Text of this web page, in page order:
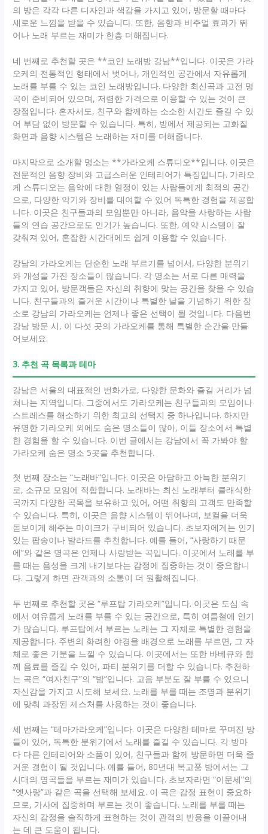
의 방은 각각 다른 디자인과 색감을 가지고 있어, 방문할 때마다
새로운 느낌을 받을 수 있습니다. 또한, 음향과 비주얼 효과가 뛰
어나 노래 부르는 재미가 한층 더해집니다.
네 번째로 추천할 곳은 **코인 노래방 강남**입니다. 이곳은 가라
오케의 전통적인 형태에서 벗어나, 개인적인 공간에서 자유롭게
노래를 부를 수 있는 코인 노래방입니다. 다양한 최신곡과 고전 명
곡이 준비되어 있으며, 저렴한 가격으로 이용할 수 있는 것이 큰
장점입니다. 혼자서도, 친구와 함께하는 소소한 시간도 즐길 수 있
어 부담 없이 방문할 수 있습니다. 특히, 방에서 제공되는 고화질
화면과 음향 시스템은 노래하는 재미를 더해줍니다.
마지막으로 소개할 명소는 **가라오케 스튜디오**입니다. 이곳은
전문적인 음향 장비와 고급스러운 인테리어가 특징입니다. 가라오
케 스튜디오는 음악에 대한 열정이 있는 사람들에게 최적의 공간
으로, 다양한 악기와 장비를 대여할 수 있어 독특한 경험을 제공합
니다. 이곳은 친구들과의 모임뿐만 아니라, 음악을 사랑하는 사람
들의 연습 공간으로도 인기가 높습니다. 또한, 예약 시스템이 잘
갖춰져 있어, 혼잡한 시간대에도 쉽게 이용할 수 있습니다.
강남의 가라오케는 단순한 노래 부르기를 넘어서, 다양한 분위기
와 개성을 가진 장소들이 많습니다. 각 명소는 서로 다른 매력을
가지고 있어, 방문객들은 자신의 취향에 맞는 공간을 찾을 수 있습
니다. 친구들과의 즐거운 시간이나 특별한 날을 기념하기 위한 장
소로 강남의 가라오케는 언제나 좋은 선택이 될 것입니다. 다음번
강남 방문 시, 이 다섯 곳의 가라오케를 통해 특별한 순간을 만들
어보세요.
3. 추천 곡 목록과 테마
강남은 서울의 대표적인 번화가로, 다양한 문화와 즐길 거리가 넘
쳐나는 지역입니다. 그중에서도 가라오케는 친구들과의 모임이나
스트레스를 해소하기 위한 최고의 선택지 중 하나입니다. 하지만
유명한 가라오케 외에도 숨은 명소들이 많아, 이들 장소에서 특별
한 경험을 할 수 있습니다. 이번 글에서는 강남에서 꼭 가봐야 할
가라오케 숨은 명소 5곳을 추천합니다.
첫 번째 장소는 “노래바”입니다. 이곳은 아담하고 아늑한 분위기
로, 소규모 모임에 적합합니다. 노래바는 최신 노래부터 클래식한
곡까지 다양한 곡목을 보유하고 있어, 어떤 취향의 고객도 만족할
수 있습니다. 특히, 이곳은 음향 시스템이 뛰어나며, 보컬을 더욱
돋보이게 해주는 마이크가 구비되어 있습니다. 초보자에게는 인기
있는 팝송이나 발라드를 추천합니다. 예를 들어, “사랑하기 때문
에”와 같은 명곡은 언제나 사랑받는 곡입니다. 이곳에서 노래를 부
를 때는 음성을 크게 내기보다는 감정에 집중하는 것이 중요합니
다. 그렇게 하면 관객과의 소통이 더 원활해집니다.
두 번째로 추천할 곳은 “루프탑 가라오케”입니다. 이곳은 도심 속
에서 여유롭게 노래를 부를 수 있는 공간으로, 특히 여름철에 인기
가 많습니다. 루프탑에서 부르는 노래는 그 자체로 특별한 경험을
제공합니다. 주변의 화려한 야경을 배경으로 노래를 부르면, 그 자
체로 좋은 기분을 느낄 수 있습니다. 이곳에서는 또한 바베큐와 함
께 음료를 즐길 수 있어, 파티 분위기를 더할 수 있습니다. 추천하
는 곡은 “여자친구”의 “밤”입니다. 고음 부분도 잘 부를 수 있으니
자신감을 가지고 시도해 보세요. 노래를 부를 때는 조명과 분위기
에 맞춰 과장된 제스처를 사용하는 것이 좋습니다.
세 번째는 “테마가라오케”입니다. 이곳은 다양한 테마로 꾸며진 방
들이 있어, 독특한 분위기에서 노래를 즐길 수 있습니다. 각 방마
다 다른 인테리어와 소품이 있어, 친구들과 함께 방문하면 더욱 즐
거운 경험이 될 것입니다. 예를 들어, 80년대 복고풍 방에서는 그
시대의 명곡들을 부르는 재미가 있습니다. 초보자라면 “이문세”의
“옛사랑”과 같은 곡을 선택해 보세요. 이 곡은 감정 표현이 중요하
므로, 가사에 집중하며 부르는 것이 좋습니다. 노래를 부를 때는
자신의 감정을 솔직하게 표현하는 것이 관객의 반응을 이끌어내
는 데 큰 도움이 됩니다.